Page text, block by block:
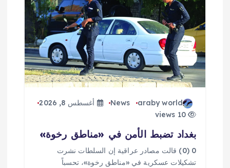
ق
ت
araby world
News
أغسطس 8, 2026
10 views
بغداد تضبط الأمن في «مناطق رخوة»
0 (0) قالت مصادر عراقية إن السلطات نشرت
تشكيلات عسكرية في «مناطق رخوة»، تحسباً